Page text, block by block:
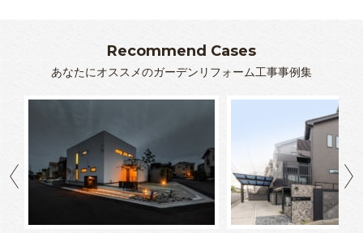
Recommend Cases
あなたにオススメのガーデンリフォーム工事事例集